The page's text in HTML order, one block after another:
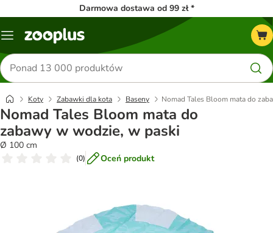
Darmowa dostawa od 99 zł *
Menu
Szukaj
produktów
Koty Zabawki dla kota Baseny Nomad Tales Bloom mata do
Nomad Tales Bloom mata do
zabawy w wodzie, w paski
Ø 100 cm
(0) Oceń produkt